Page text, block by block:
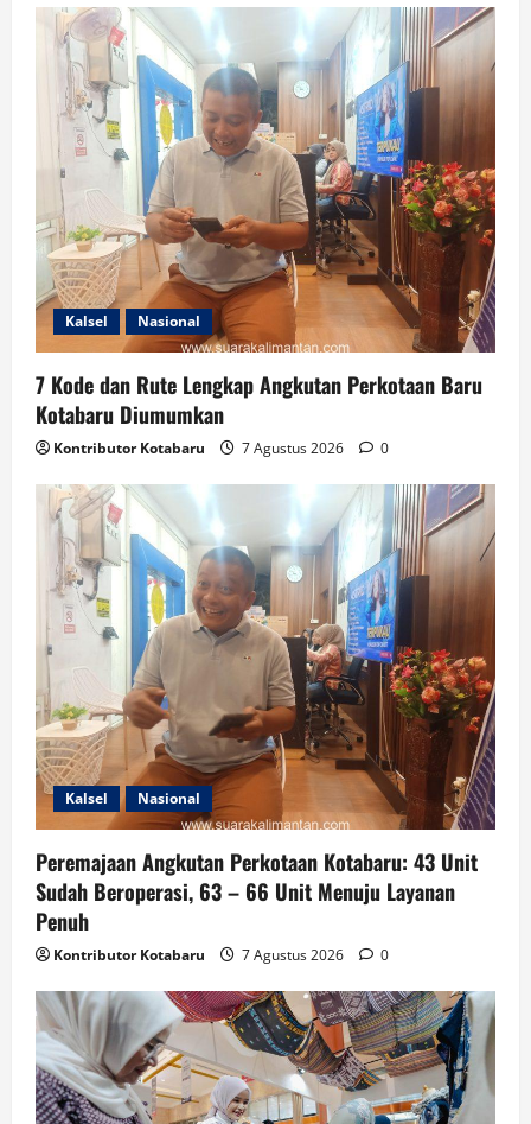
Kalsel Nasional
7 Kode dan Rute Lengkap Angkutan Perkotaan Baru
Kotabaru Diumumkan
Kontributor Kotabaru 7 Agustus 2026 0
Kalsel Nasional
Peremajaan Angkutan Perkotaan Kotabaru: 43 Unit
Sudah Beroperasi, 63 – 66 Unit Menuju Layanan
Penuh
Kontributor Kotabaru 7 Agustus 2026 0